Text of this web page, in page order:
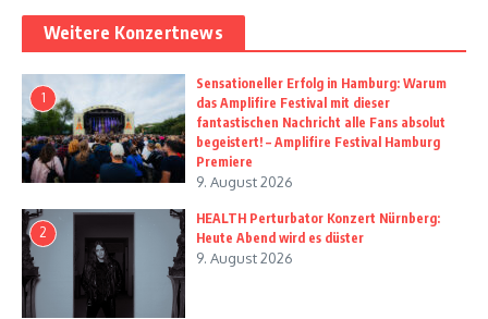
Weitere Konzertnews
1
Sensationeller Erfolg in Hamburg: Warum
das Amplifire Festival mit dieser
fantastischen Nachricht alle Fans absolut
begeistert! – Amplifire Festival Hamburg
Premiere
9. August 2026
2
HEALTH Perturbator Konzert Nürnberg:
Heute Abend wird es düster
9. August 2026